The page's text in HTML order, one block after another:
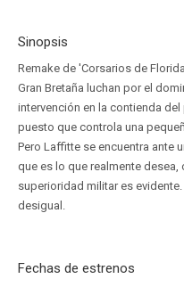
Sinopsis
Remake de 'Corsarios de
Gran Bretaña luchan por el
intervención en la contienda
puesto que controla una
Pero Laffitte se encuentra ante
que es lo que realmente
superioridad militar es
desigual.
Fechas de estrenos